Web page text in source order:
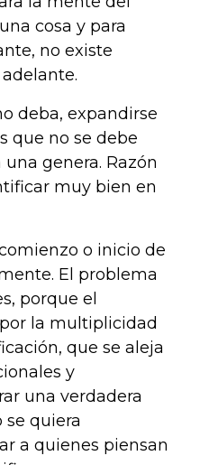
cosa y para
no existe
deba, expandirse
que no se debe
genera. Razón
muy bien en
o inicio de
El problema
porque el
la multiplicidad
que se aleja
y
una verdadera
quiera
a quienes piensan